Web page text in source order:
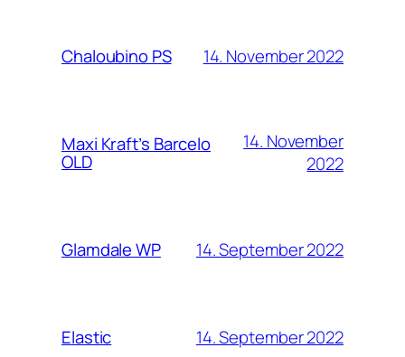
Chaloubino PS 14. November 2022
Maxi Kraft’s Barcelo
OLD
14. November
2022
Glamdale WP 14. September 2022
Elastic 14. September 2022